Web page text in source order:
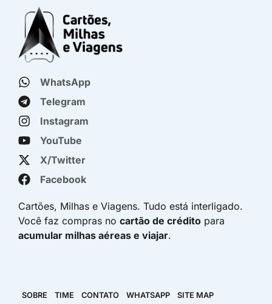
WhatsApp
Telegram
Instagram
YouTube
X/Twitter
Facebook
Cartões, Milhas e Viagens. Tudo está interligado.
Você faz compras no cartão de crédito para
acumular milhas aéreas e viajar.
SOBRE TIME CONTATO WHATSAPP
SITE MAP